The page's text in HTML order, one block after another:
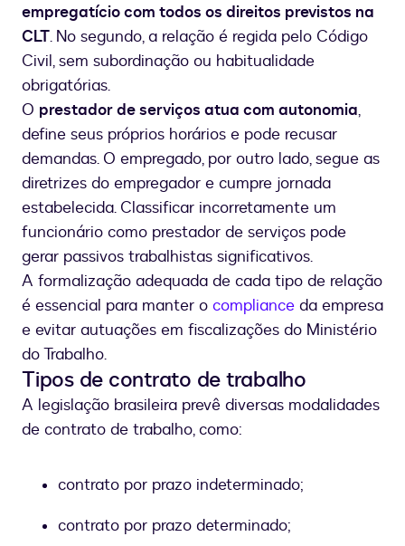
empregatício com todos os direitos previstos na
CLT. No segundo, a relação é regida pelo Código
Civil, sem subordinação ou habitualidade
obrigatórias.
O prestador de serviços atua com autonomia,
define seus próprios horários e pode recusar
demandas. O empregado, por outro lado, segue as
diretrizes do empregador e cumpre jornada
estabelecida. Classificar incorretamente um
funcionário como prestador de serviços pode
gerar passivos trabalhistas significativos.
A formalização adequada de cada tipo de relação
é essencial para manter o compliance da empresa
e evitar autuações em fiscalizações do Ministério
do Trabalho.
Tipos de contrato de trabalho
A legislação brasileira prevê diversas modalidades
de contrato de trabalho, como:
contrato por prazo indeterminado;
contrato por prazo determinado;